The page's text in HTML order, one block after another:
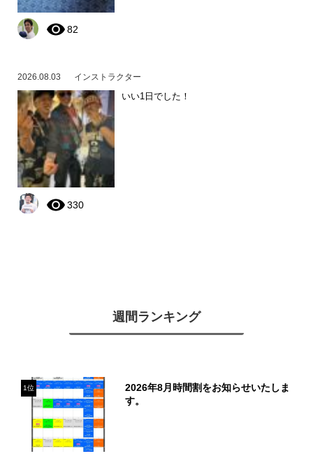
82
2026.08.03 インストラクター
いい1日でした！
330
週間ランキング
1位
2026年8月時間割をお知らせいたしま
す。